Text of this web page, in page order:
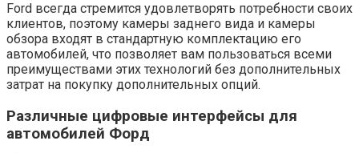
Ford всегда стремится удовлетворять потребности своих
клиентов, поэтому камеры заднего вида и камеры
обзора входят в стандартную комплектацию его
автомобилей, что позволяет вам пользоваться всеми
преимуществами этих технологий без дополнительных
затрат на покупку дополнительных опций.
Различные цифровые интерфейсы для
автомобилей Форд